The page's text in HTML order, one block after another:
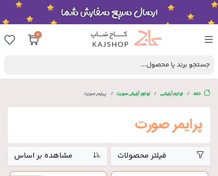
0
جستجو برند یا محصول...
خانه لوازم آرایشی لوازم آرایش صورت پرایمر صورت
پرایمر صورت
فیلتر محصولات مشاهده بر اساس